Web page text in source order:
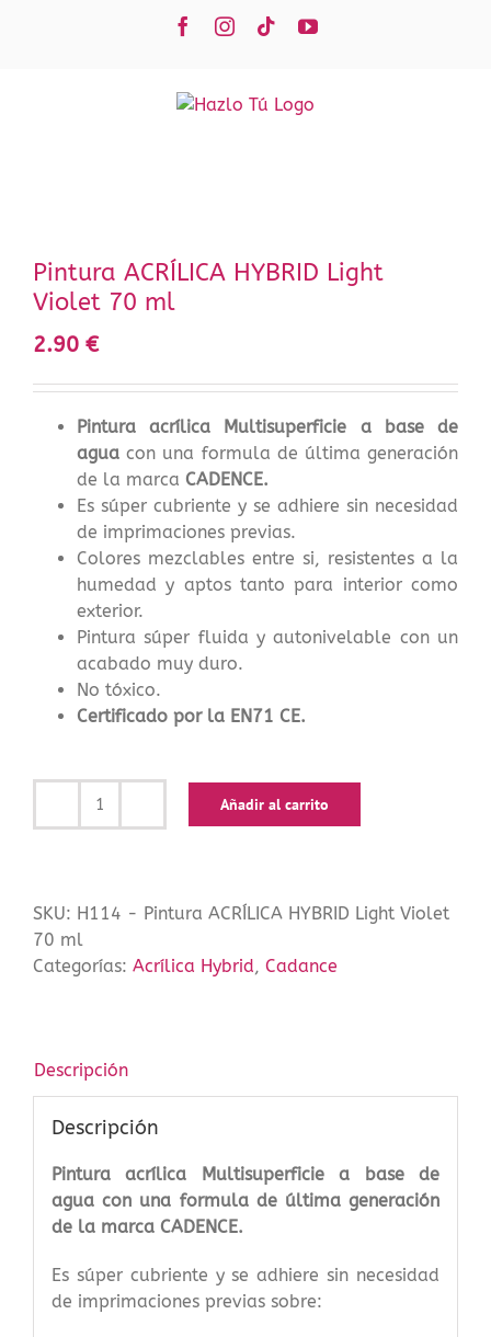
FacebookInstagram
TiktokYouTube
Pintura ACRÍLICA HYBRID Light
Violet 70 ml
2.90 €
Pintura acrílica Multisuperficie a base de
agua con una formula de última generación
de la marca CADENCE.
Es súper cubriente y se adhiere sin necesidad
de imprimaciones previas.
Colores mezclables entre si, resistentes a la
humedad y aptos tanto para interior como
exterior.
Pintura súper fluida y autonivelable con un
acabado muy duro.
No tóxico.
Certificado por la EN71 CE.
Pintura
Violet
ml
Añadir al carrito
SKU: H114 - Pintura ACRÍLICA HYBRID Light Violet
70 ml
Categorías: Acrílica Hybrid, Cadance
Descripción
Descripción
Pintura acrílica Multisuperficie a base de
agua con una formula de última generación
de la marca CADENCE.
Es súper cubriente y se adhiere sin necesidad
de imprimaciones previas sobre: